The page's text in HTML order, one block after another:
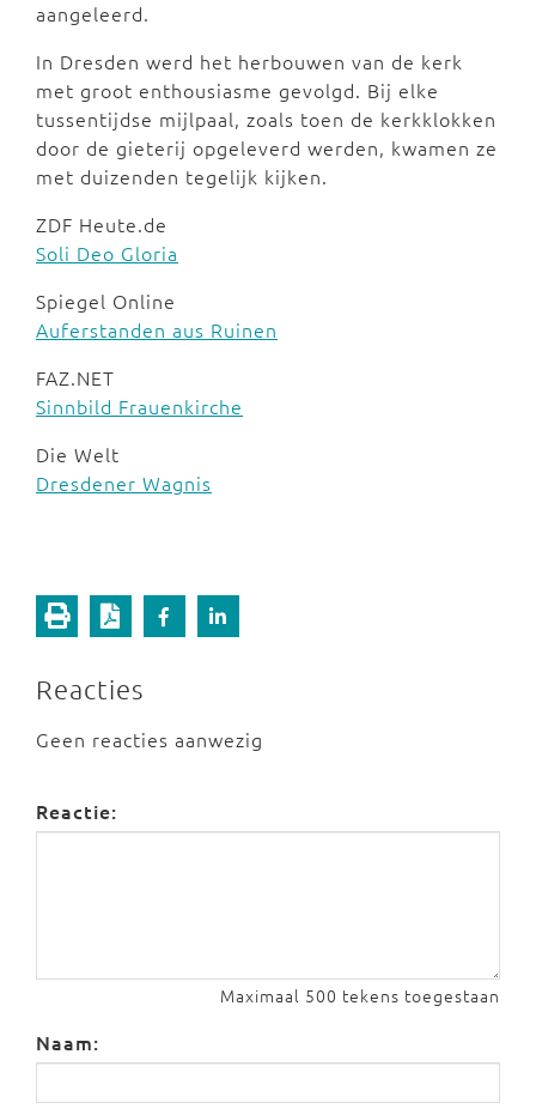
aangeleerd.
In Dresden werd het herbouwen van de kerk
met groot enthousiasme gevolgd. Bij elke
tussentijdse mijlpaal, zoals toen de kerkklokken
door de gieterij opgeleverd werden, kwamen ze
met duizenden tegelijk kijken.
ZDF Heute.de
Soli Deo Gloria
Spiegel Online
Auferstanden aus Ruinen
FAZ.NET
Sinnbild Frauenkirche
Die Welt
Dresdener Wagnis
Reacties
Geen reacties aanwezig
Reactie:
Maximaal 500 tekens toegestaan
Naam: